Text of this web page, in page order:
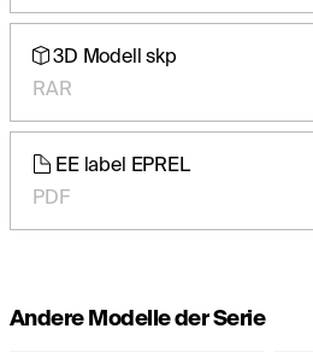
3D Modell skp
RAR
EE label EPREL
PDF
Andere Modelle der Serie